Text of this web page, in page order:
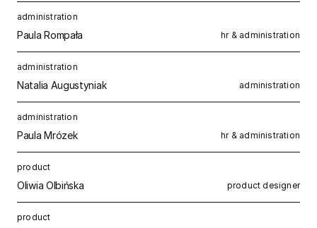
administration
Paula Rompała hr & administration
administration
Natalia Augustyniak administration
administration
Paula Mrózek hr & administration
product
Oliwia Olbińska product designer
product